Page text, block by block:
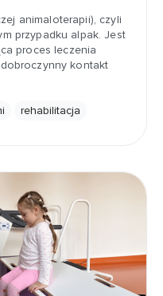
animaloterapii), czyli
przypadku alpak. Jest
proces leczenia
kontakt
rehabilitacja